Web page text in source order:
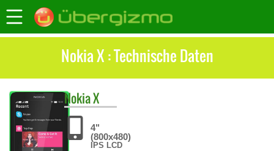
Nokia X : Technische Daten
NokiaX
4"
(800x480)
IPS LCD